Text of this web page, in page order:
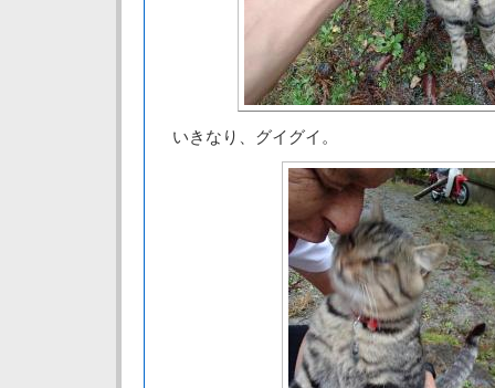
いきなり、グイグイ。